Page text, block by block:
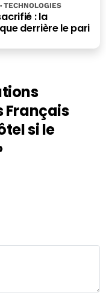
: la
derrière le pari
TECHNOLOGIES
Français
si le